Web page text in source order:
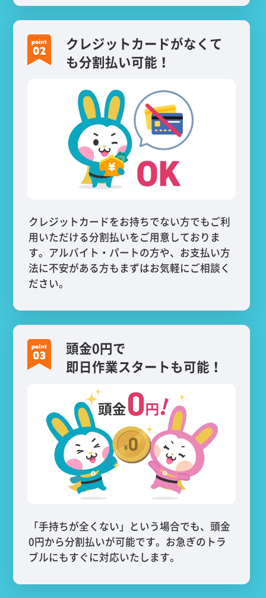
クレジットカードがなくて
も分割払い可能！
クレジットカードをお持ちでない方でもご利
用いただける分割払いをご用意しておりま
す。アルバイト・パートの方や、お支払い方
法に不安がある方もまずはお気軽にご相談く
ださい。
頭金0円で
即日作業スタートも可能！
「手持ちが全くない」という場合でも、頭金
0円から分割払いが可能です。お急ぎのトラ
ブルにもすぐに対応いたします。